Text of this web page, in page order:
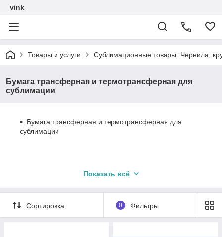
vink
Товары и услуги Сублимационные товары. Чернила,
Бумага трансферная и термотрансферная для
сублимации
Бумага трансферная и термотрансферная для
сублимации
Показать всё
Сортировка 0 Фильтры